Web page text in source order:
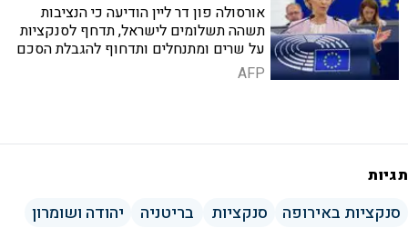
אורסולה פון דר ליין הודיעה כי הנציבות
תשהה תשלומים לישראל, תדחף לסנקציות
על שרים ומתנחלים ותדחוף להגבלת הסכם
הסחר, למרות מחלוקות עמוקות בין מדינות
האיחוד
AFP
תגיות
סנקציות באירופה סנקציות בריטניה יהודה ושומרון